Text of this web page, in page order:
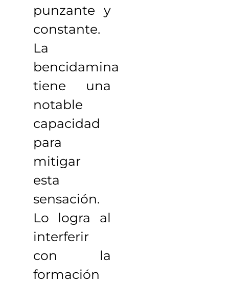
punzante y
constante.
La
bencidamina
tiene una
notable
capacidad
para
mitigar
esta
sensación.
Lo logra al
interferir
con la
formación